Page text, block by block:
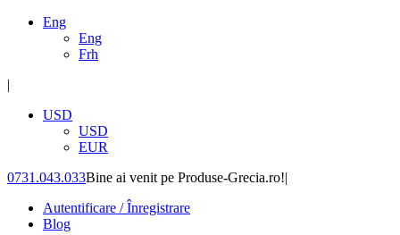
Eng
Eng
Frh
|
USD
USD
EUR
0731.043.033Bine ai venit pe Produse-Grecia.ro!|
Autentificare / Înregistrare
Blog